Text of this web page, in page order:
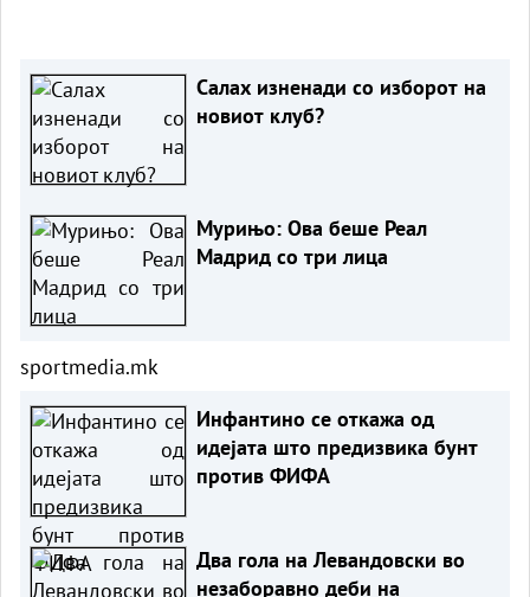
Салах изненади со изборот на
новиот клуб?
Мурињо: Ова беше Реал
Мадрид со три лица
sportmedia.mk
Инфантино се откажа од
идејата што предизвика бунт
против ФИФА
Два гола на Левандовски во
незаборавно деби на